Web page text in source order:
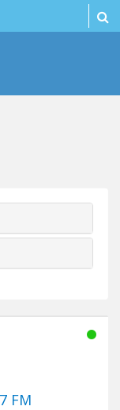
FM